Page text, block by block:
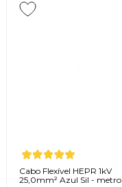
Cabo Flexível HEPR 1kV
25,0mm² Azul Sil - metro